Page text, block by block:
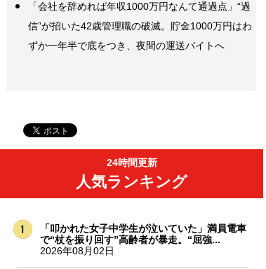
「会社を辞めれば年収1000万円なんて通過点」“過
信”が招いた42歳管理職の破滅。貯金1000万円はわ
ずか一年半で底をつき、夜間の運送バイトへ
24時間更新
人気ランキング
「叩かれた女子中学生が泣いていた」満員電車
で“杖を振り回す”高齢者が暴走。“屈強...
2026年08月02日